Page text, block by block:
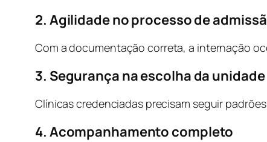
2. Agilidade no processo de
Com a documentação correta, a internação
3. Segurança na escolha da unidade
Clínicas credenciadas precisam seguir
4. Acompanhamento completo